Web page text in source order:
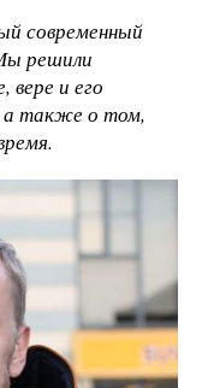
современный
решили
вере и его
а также о том,